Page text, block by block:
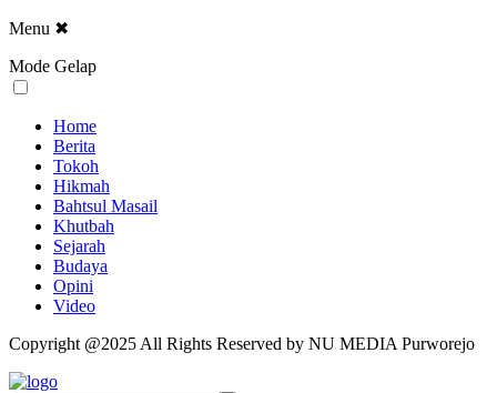
Menu ✖
Mode Gelap
Home
Berita
Tokoh
Hikmah
Bahtsul Masail
Khutbah
Sejarah
Budaya
Opini
Video
Copyright @2025 All Rights Reserved by NU MEDIA Purworejo